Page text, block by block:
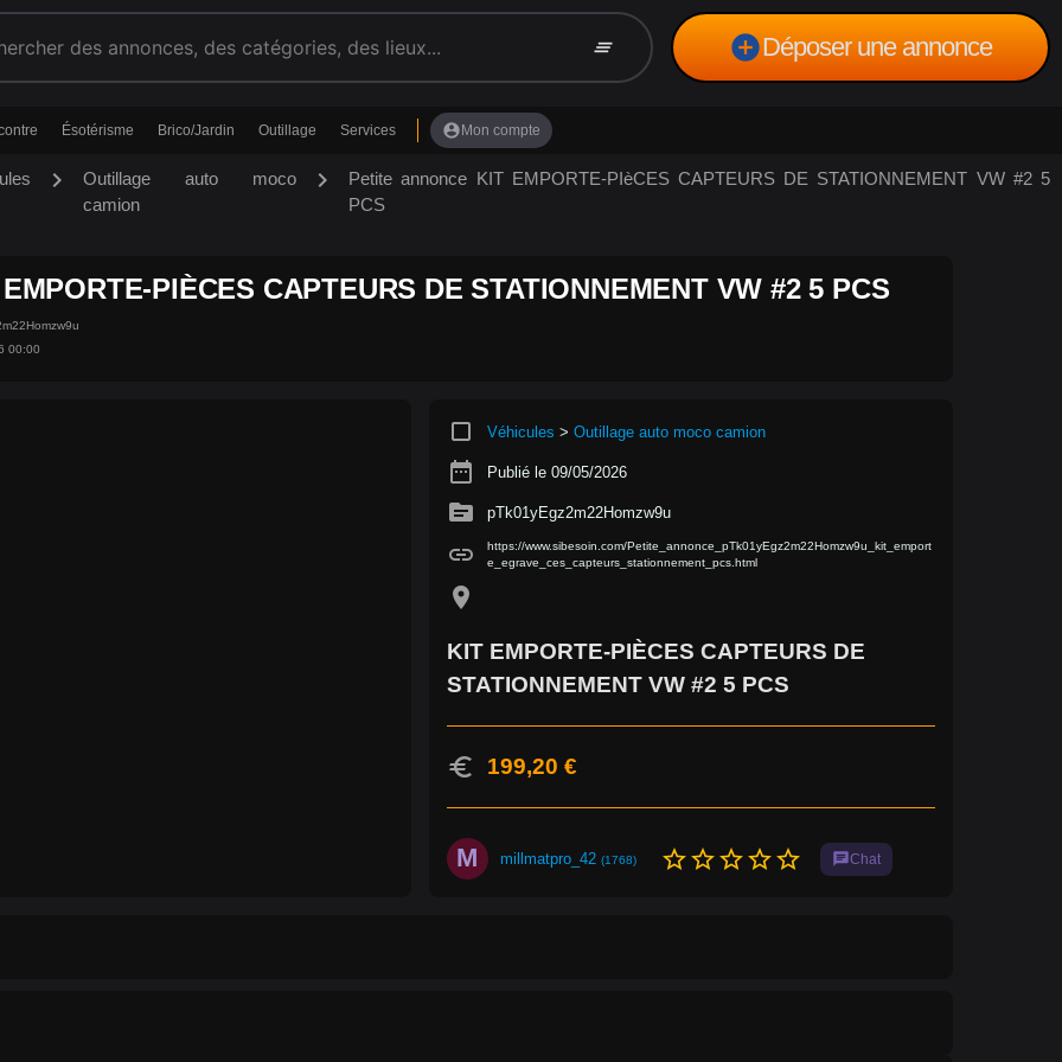
clear_all add_circleDéposer une annonce
Ésotérisme Brico/Jardin Outillage Services account_circle Mon compte
chevron_right
Outillage auto moco
camion
chevron_right
Petite annonce KIT EMPORTE-PIèCES CAPTEURS DE STATIONNEMENT VW #2 5
PCS
PIÈCES CAPTEURS DE STATIONNEMENT VW #2 5 PCS
00:00
crop_square Véhicules > Outillage auto moco camion
date_range Publié le 09/05/2026
source pTk01yEgz2m22Homzw9u
link
https://www.sibesoin.com/Petite_annonce_pTk01yEgz2m22Homzw9u_kit_emport
e_egrave_ces_capteurs_stationnement_pcs.html
location_on
KIT EMPORTE-PIÈCES CAPTEURS DE
STATIONNEMENT VW #2 5 PCS
euro 199,20 €
M millmatpro_42 (1768) star_borderstar_borderstar_borderstar_borderstar_border chatChat